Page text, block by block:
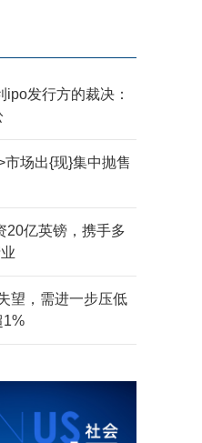
发行方的裁决：
市场出{现}集中抛售
20亿英镑，携手多
望，需进一步压低
1%